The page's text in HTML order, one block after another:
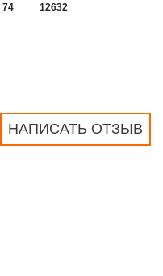
74 12632
НАПИСАТЬ ОТЗЫВ